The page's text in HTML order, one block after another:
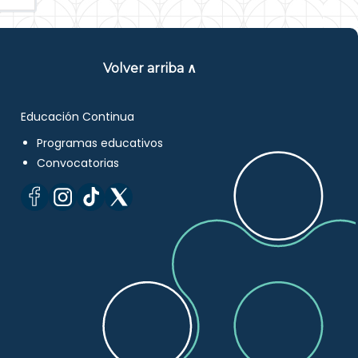
Volver arriba ∧
Educación Continua
Programas educativos
Convocatorias